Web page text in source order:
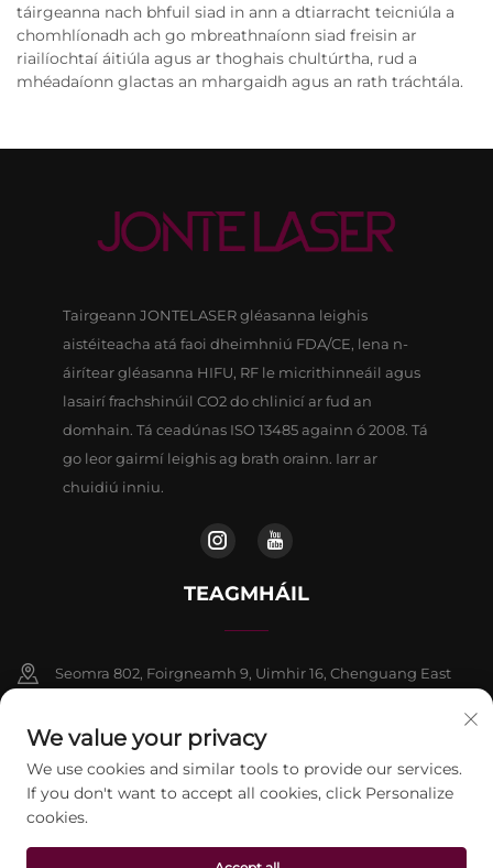
táirgeanna nach bhfuil siad in ann a dtiarracht teicniúla a
chomhlíonadh ach go mbreathnaíonn siad freisin ar
riailíochtaí áitiúla agus ar thoghais chultúrtha, rud a
mhéadaíonn glactas an mhargaidh agus an rath tráchtála.
Tairgeann JONTELASER gléasanna leighis
aistéiteacha atá faoi dheimhniú FDA/CE, lena n-
áirítear gléasanna HIFU, RF le micrithinneáil agus
lasairí frachshinúil CO2 do chlinicí ar fud an
domhain. Tá ceadúnas ISO 13485 againn ó 2008. Tá
go leor gairmí leighis ag brath orainn. Iarr ar
chuidiú inniu.
TEAGMHÁIL
Seomra 802, Foirgneamh 9, Uimhir 16, Chenguang East
+86-13911459627
[email protected]
We value your privacy
We use cookies and similar tools to provide our services.
If you don't want to accept all cookies, click Personalize
cookies.